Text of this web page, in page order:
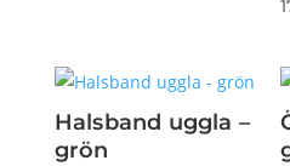
Halsband uggla –
grön